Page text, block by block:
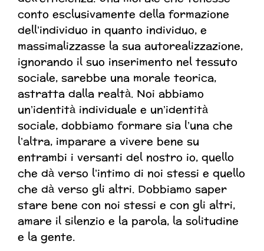
conto esclusivamente della formazione
dell’individuo in quanto individuo, e
massimalizzasse la sua autorealizzazione,
ignorando il suo inserimento nel tessuto
sociale, sarebbe una morale teorica,
astratta dalla realtà. Noi abbiamo
un’identità individuale e un’identità
sociale, dobbiamo formare sia l’una che
l’altra, imparare a vivere bene su
entrambi i versanti del nostro io, quello
che dà verso l’intimo di noi stessi e quello
che dà verso gli altri. Dobbiamo saper
stare bene con noi stessi e con gli altri,
amare il silenzio e la parola, la solitudine
e la gente.